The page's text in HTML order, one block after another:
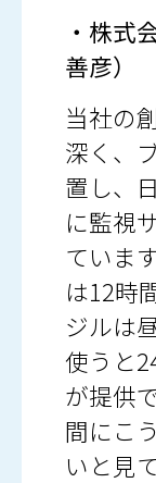
・株式
善彦）
当社の
深く、
置し、
に監視
ていま
は12時
ジルは
使うと
が提供
間にこ
いと見